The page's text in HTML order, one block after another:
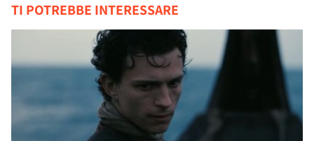
TI POTREBBE INTERESSARE